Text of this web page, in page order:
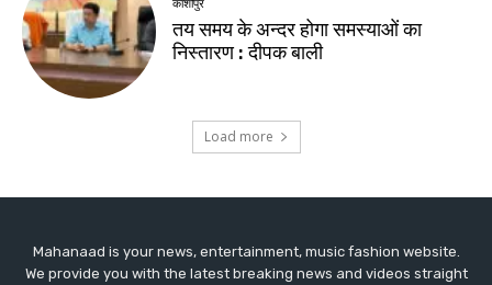
Mahanaad is your news, entertainment, music fashion website.
We provide you with the latest breaking news and videos straight